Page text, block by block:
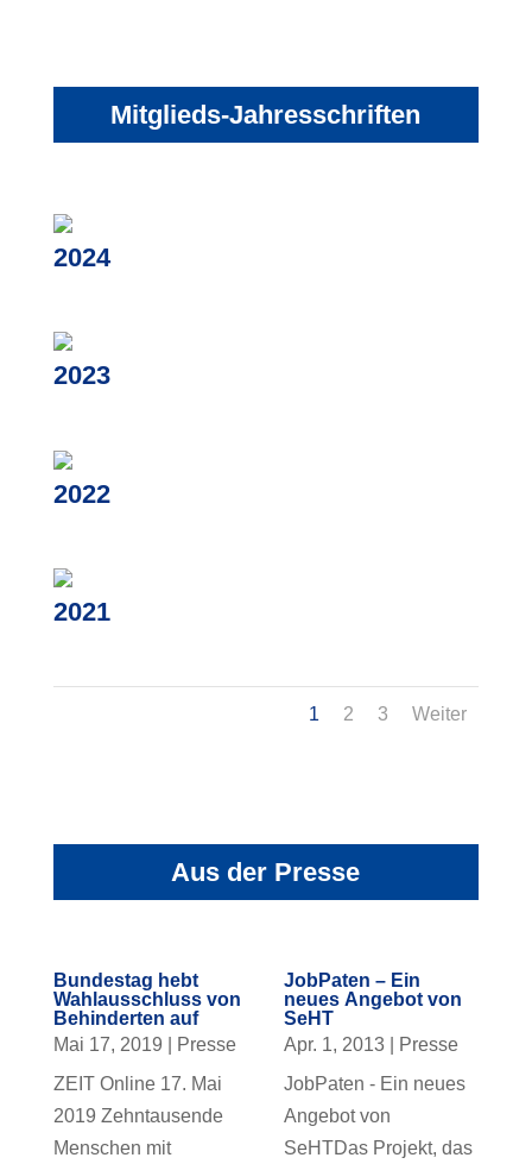
Mitglieds-Jahresschriften
2024
2023
2022
2021
1 2 3 Weiter
Aus der Presse
Bundestag hebt
Wahlausschluss von
Behinderten auf
Mai 17, 2019
Presse
ZEIT Online 17. Mai
2019 Zehntausende
Menschen mit
JobPaten – Ein
neues Angebot von
SeHT
Apr. 1, 2013|
Presse
JobPaten - Ein neues
Angebot von
SeHTDas Projekt, das